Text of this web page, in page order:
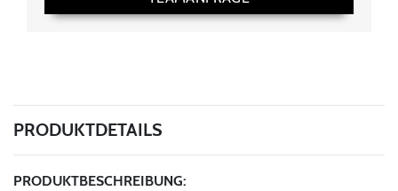
PRODUKTDETAILS
PRODUKTBESCHREIBUNG: